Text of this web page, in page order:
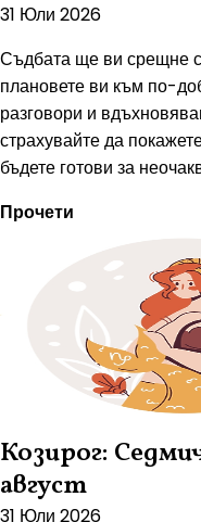
31 Юли 2026
Съдбата ще ви срещне
плановете ви към по-
разговори и
страхувайте да
бъдете готови за
Прочети
Козирог:
август
31 Юли 2026